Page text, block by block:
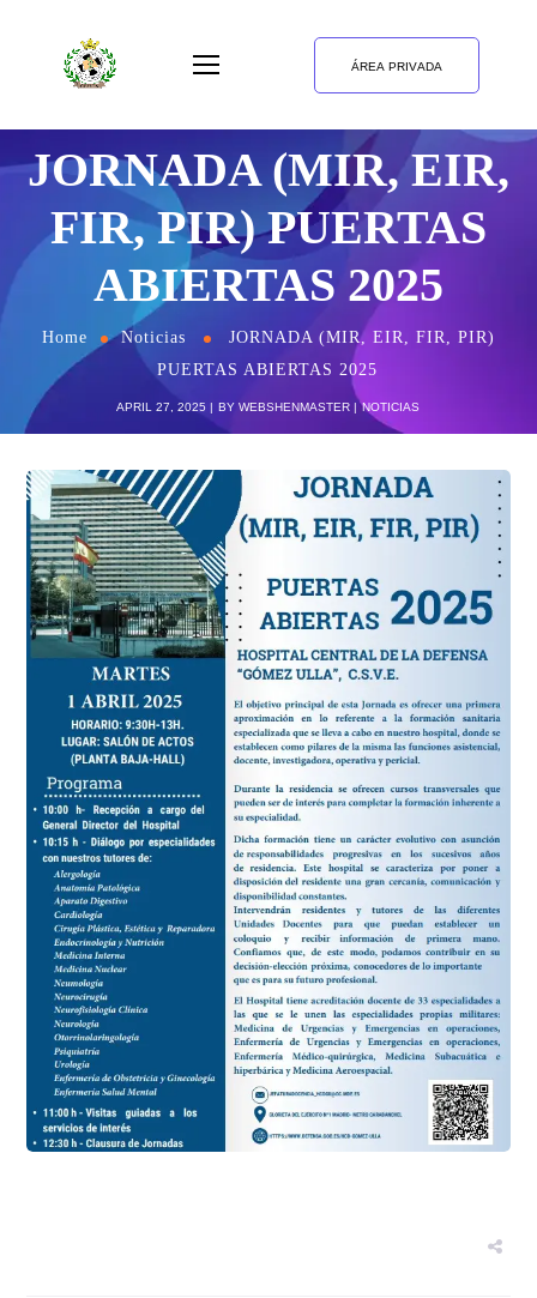
ÁREA PRIVADA
JORNADA (MIR, EIR,
FIR, PIR) PUERTAS
ABIERTAS 2025
Home Noticias
JORNADA (MIR, EIR, FIR, PIR)
PUERTAS ABIERTAS 2025
APRIL 27, 2025 BY WEBSHENMASTER NOTICIAS